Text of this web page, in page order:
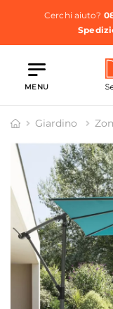
Cerchi aiuto?
MENU
Giardino